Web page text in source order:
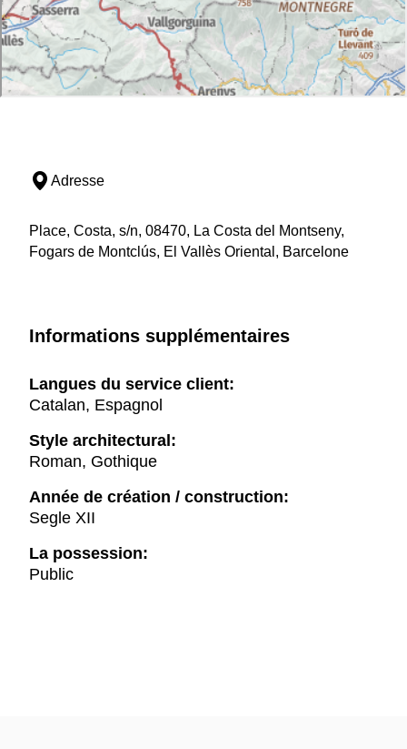
Adresse
Place, Costa, s/n, 08470, La Costa del Montseny,
Fogars de Montclús, El Vallès Oriental, Barcelone
Informations supplémentaires
Langues du service client:
Catalan, Espagnol
Style architectural:
Roman, Gothique
Année de création / construction:
Segle XII
La possession:
Public